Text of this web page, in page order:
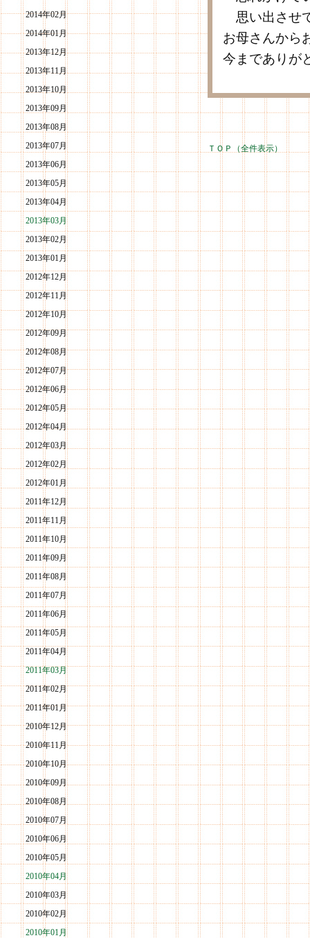
2014年02月
2014年01月
2013年12月
2013年11月
2013年10月
2013年09月
2013年08月
2013年07月
2013年06月
2013年05月
2013年04月
2013年03月
2013年02月
2013年01月
2012年12月
2012年11月
2012年10月
2012年09月
2012年08月
2012年07月
2012年06月
2012年05月
2012年04月
2012年03月
2012年02月
2012年01月
2011年12月
2011年11月
2011年10月
2011年09月
2011年08月
2011年07月
2011年06月
2011年05月
2011年04月
2011年03月
2011年02月
2011年01月
2010年12月
2010年11月
2010年10月
2010年09月
2010年08月
2010年07月
2010年06月
2010年05月
2010年04月
2010年03月
2010年02月
2010年01月
思い出させ
お母さんから
今までありが
ＴＯＰ（全件表示）